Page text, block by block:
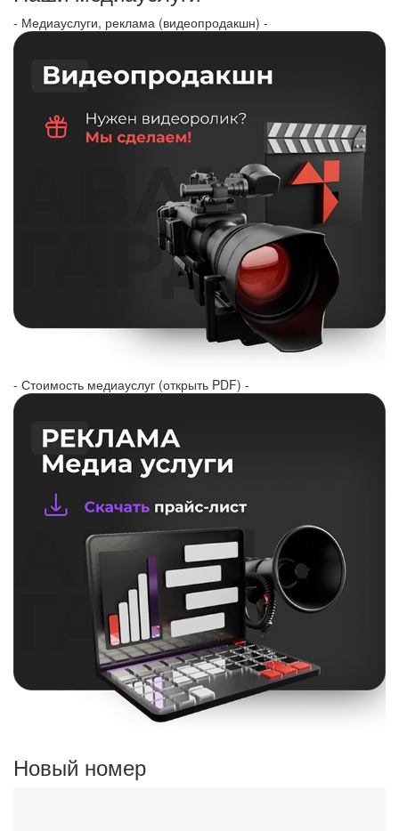
- Медиауслуги, реклама (видеопродакшн) -
- Стоимость медиауслуг (открыть PDF) -
Новый номер